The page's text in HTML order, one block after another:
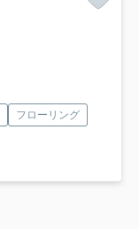
フローリング